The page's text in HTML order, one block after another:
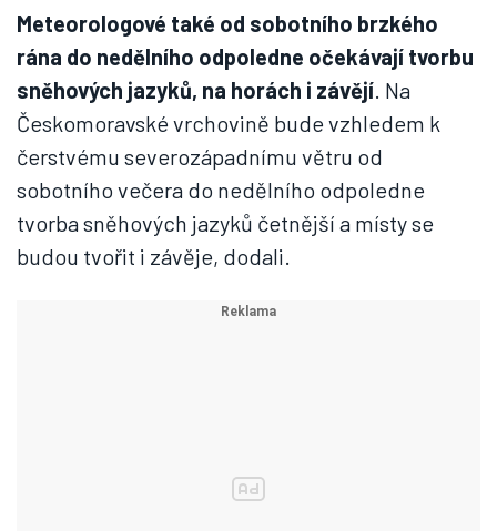
Meteorologové také od sobotního brzkého
rána do nedělního odpoledne očekávají tvorbu
sněhových jazyků, na horách i závějí. Na
Českomoravské vrchovině bude vzhledem k
čerstvému severozápadnímu větru od
sobotního večera do nedělního odpoledne
tvorba sněhových jazyků četnější a místy se
budou tvořit i závěje, dodali.